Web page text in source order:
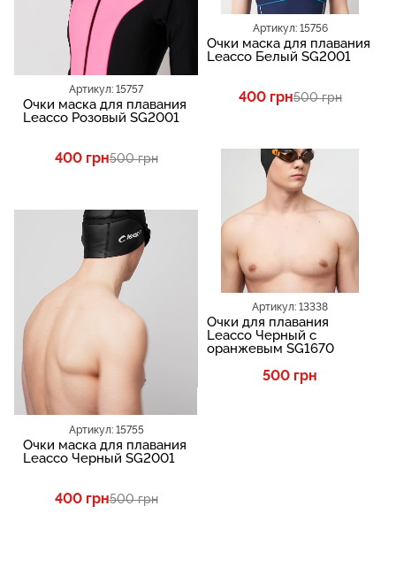
Артикул: 15757
Очки маска для плавания
Leacco Розовый SG2001
400 грн500 грн
Артикул: 15755
Очки маска для плавания
Leacco Черный SG2001
400 грн500 грн
Артикул: 15756
Очки маска для плавания
Leacco Белый SG2001
400 грн500 грн
Артикул: 13338
Очки для плавания
Leacco Черный с
оранжевым SG1670
500 грн